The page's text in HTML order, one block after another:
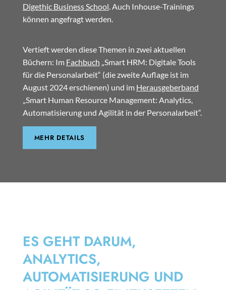
Digethic Business School . Auch Inhouse-Trainings
können angefragt werden.
Vertieft werden diese Themen in zwei aktuellen
Büchern: Im Fachbuch „Smart HRM: Digitale Tools
für die Personalarbeit“ (die zweite Auflage ist im
August 2024 erschienen) und im Herausgeberband
„Smart Human Resource Management: Analytics,
Automatisierung und Agilität in der Personalarbeit“.
MEHR DETAILS
ES GEHT DARUM,
ANALYTICS,
AUTOMATISIERUNG UND